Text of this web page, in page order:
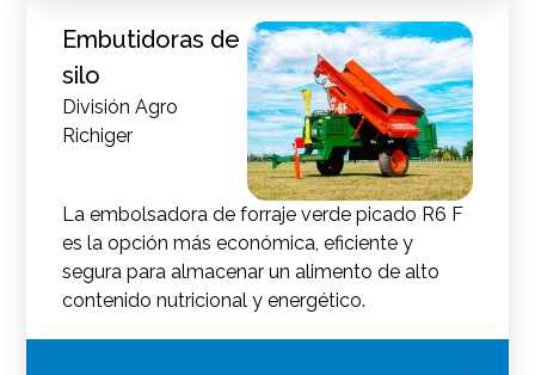
Embutidoras de
silo
División Agro
Richiger
La embolsadora de forraje verde picado R6 F
es la opción más económica, eficiente y
segura para almacenar un alimento de alto
contenido nutricional y energético.